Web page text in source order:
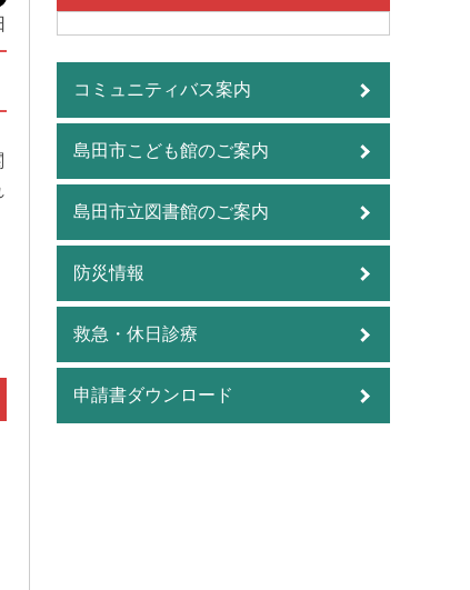
コミュニティバス案内
島田市こども館のご案内
島田市立図書館のご案内
防災情報
救急・休日診療
申請書ダウンロード